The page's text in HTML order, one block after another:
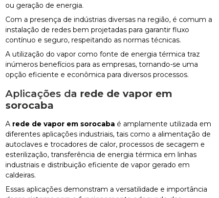
ou geração de energia.
Com a presença de indústrias diversas na região, é comum a
instalação de redes bem projetadas para garantir fluxo
contínuo e seguro, respeitando as normas técnicas.
A utilização do vapor como fonte de energia térmica traz
inúmeros benefícios para as empresas, tornando-se uma
opção eficiente e econômica para diversos processos.
Aplicações da rede de vapor em
sorocaba
A rede de vapor em sorocaba é amplamente utilizada em
diferentes aplicações industriais, tais como a alimentação de
autoclaves e trocadores de calor, processos de secagem e
esterilização, transferência de energia térmica em linhas
industriais e distribuição eficiente de vapor gerado em
caldeiras.
Essas aplicações demonstram a versatilidade e importância